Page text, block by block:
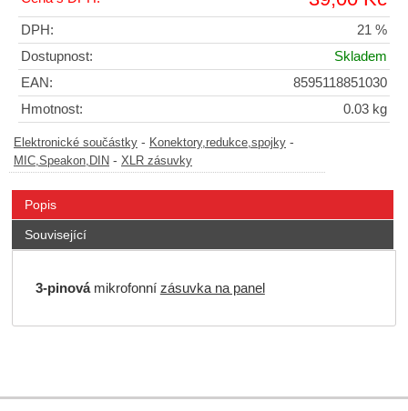
DPH:
21 %
Dostupnost:
Skladem
EAN:
8595118851030
Hmotnost:
0.03 kg
Elektronické součástky - Konektory,redukce,spojky -
MIC,Speakon,DIN - XLR zásuvky
Popis
Související
3-pinovámikrofonní zásuvka na panel